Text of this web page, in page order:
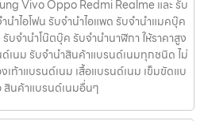
Vivo Oppo Redmi Realme และ รับ
นำไอโฟน รับจำนำไอแพด รับจำนำแมคบุ๊ค
บจำนำโน๊ตบุ๊ค รับจำนำนาฬิกา ให้ราคาสูง
เนม รับจำนำสินค้าแบรนด์เนมทุกชนิด ไม่
เท้าแบรนด์เนม เสื้อแบรนด์เนม เข็มขัดแบ
สินค้าแบรนด์เนมอื่นๆ